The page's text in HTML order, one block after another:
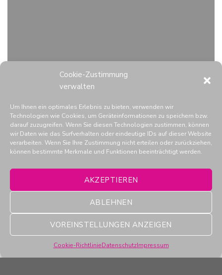
Cookie-Zustimmung
verwalten
Um Ihnen ein optimales Erlebnis zu bieten, verwenden wir
Technologien wie Cookies, um Geräteinformationen zu speichern bzw.
darauf zuzugreifen. Wenn Sie diesen Technologien zustimmen, können
wir Daten wie das Surfverhalten oder eindeutige IDs auf dieser Website
verarbeiten. Wenn Sie Ihre Zustimmung nicht erteilen oder zurückziehen,
können bestimmte Merkmale und Funktionen beeinträchtigt werden.
AKZEPTIEREN
ABLEHNEN
VOREINSTELLUNGEN ANZEIGEN
Cookie-RichtlinieDatenschutzImpressum